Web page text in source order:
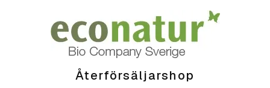
Återförsäljarshop